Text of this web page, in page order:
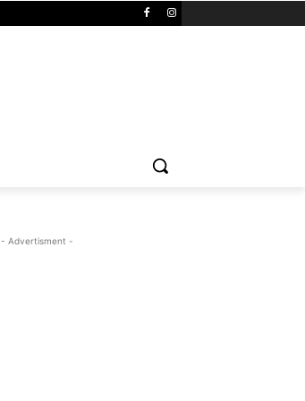
- Advertisment -